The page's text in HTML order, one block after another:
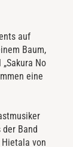
auf
Baum,
No
eine
Band
Hietala von